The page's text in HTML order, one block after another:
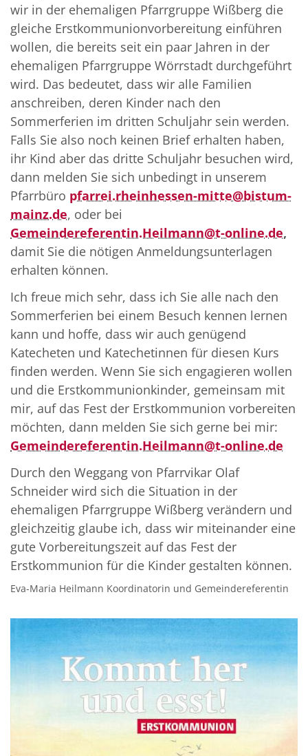
wir in der ehemaligen Pfarrgruppe Wißberg die
gleiche Erstkommunionvorbereitung einführen
wollen, die bereits seit ein paar Jahren in der
ehemaligen Pfarrgruppe Wörrstadt durchgeführt
wird. Das bedeutet, dass wir alle Familien
anschreiben, deren Kinder nach den
Sommerferien im dritten Schuljahr sein werden.
Falls Sie also noch keinen Brief erhalten haben,
ihr Kind aber das dritte Schuljahr besuchen wird,
dann melden Sie sich unbedingt in unserem
Pfarrbüro pfarrei.rheinhessen-mitte@bistum-
mainz.de, oder bei
Gemeindereferentin.Heilmann@t-online.de,
damit Sie die nötigen Anmeldungsunterlagen
erhalten können.
Ich freue mich sehr, dass ich Sie alle nach den
Sommerferien bei einem Besuch kennen lernen
kann und hoffe, dass wir auch genügend
Katecheten und Katechetinnen für diesen Kurs
finden werden. Wenn Sie sich engagieren wollen
und die Erstkommunionkinder, gemeinsam mit
mir, auf das Fest der Erstkommunion vorbereiten
möchten, dann melden Sie sich gerne bei mir:
Gemeindereferentin.Heilmann@t-online.de
Durch den Weggang von Pfarrvikar Olaf
Schneider wird sich die Situation in der
ehemaligen Pfarrgruppe Wißberg verändern und
gleichzeitig glaube ich, dass wir miteinander eine
gute Vorbereitungszeit auf das Fest der
Erstkommunion für die Kinder gestalten können.
Eva-Maria Heilmann Koordinatorin und Gemeindereferentin